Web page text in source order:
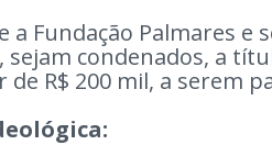
a Fundação Palmares e
sejam condenados, a
R$ 200 mil, a serem